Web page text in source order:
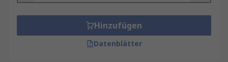
Elektromotoren,Gleichstrommotoren,
Wechselstrommotoren,Frequenzumrichterund
Zahnräder im Getriebe
Hinzufügen
Datenblätter